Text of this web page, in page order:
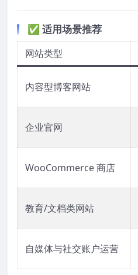
✅ 适用场景推荐
网站类型
内容型博客网站
企业官网
WooCommerce 商店
教育/文档类网站
自媒体与社交账户运营